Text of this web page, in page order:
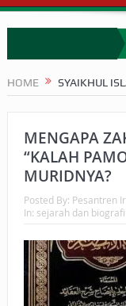
HOME SYAIKHUL
MENGAPA
“KALAH
MURIDNYA?
Posted By: Pesantren
In: sejarah dan biografi